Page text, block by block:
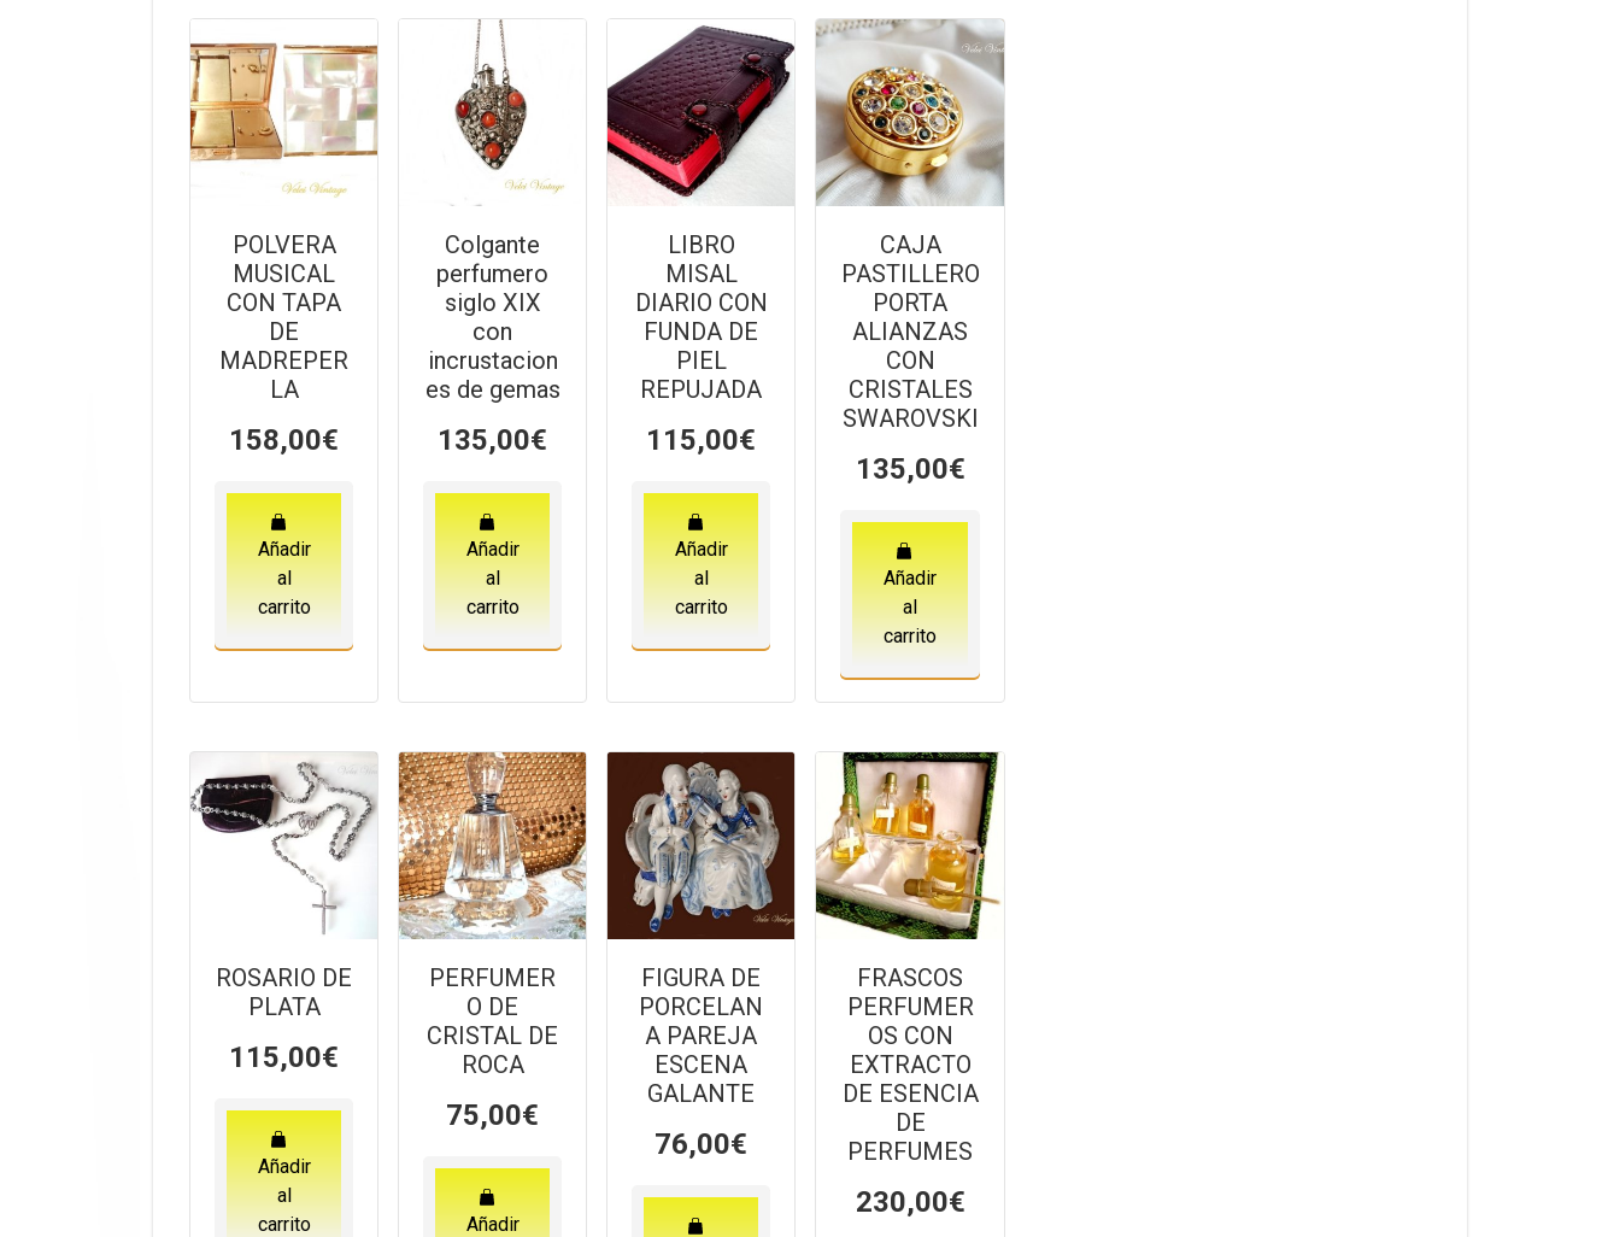
POLVERA
MUSICAL
CON TAPA
DE
MADREPER
LA
158,00€
Añadir
al
carrito
Colgante
perfumero
siglo XIX
con
incrustacion
es de gemas
135,00€
Añadir
al
carrito
LIBRO
MISAL
DIARIO CON
FUNDA DE
PIEL
REPUJADA
115,00€
Añadir
al
carrito
CAJA
PASTILLERO
PORTA
ALIANZAS
CON
CRISTALES
SWAROVSKI
135,00€
Añadir
al
carrito
ROSARIO DE
PLATA
115,00€
Añadir
al
carrito
PERFUMER
O DE
CRISTAL DE
ROCA
75,00€
Añadir
FIGURA DE
PORCELAN
A PAREJA
ESCENA
GALANTE
76,00€
FRASCOS
PERFUMER
OS CON
EXTRACTO
DE ESENCIA
DE
PERFUMES
230,00€